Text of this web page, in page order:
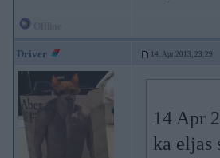
Driver 14. Apr 2013, 23:29
14 Apr
ka eljas